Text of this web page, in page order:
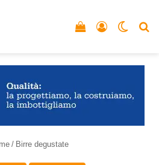
Accedi
Vedi il carrello
/ Birre degustate